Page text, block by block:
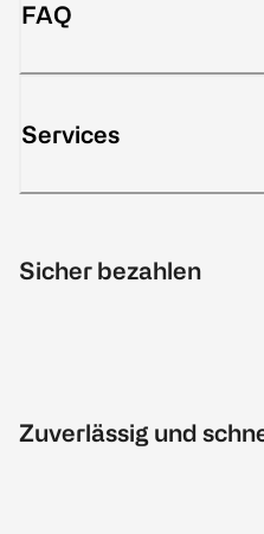
FAQ
Services
Sicher bezahlen
Zuverlässig und